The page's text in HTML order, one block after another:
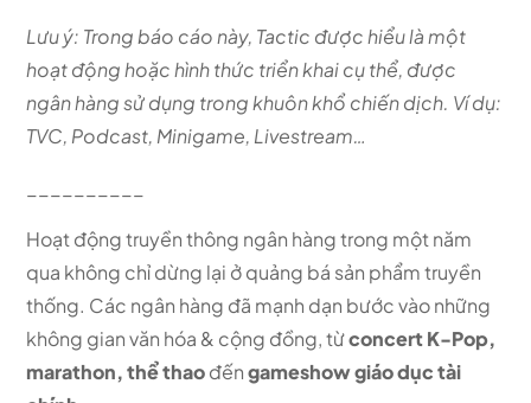
Lưu ý: Trong báo cáo này, Tactic được hiểu là một
hoạt động hoặc hình thức triển khai cụ thể, được
ngân hàng sử dụng trong khuôn khổ chiến dịch. Ví dụ:
TVC, Podcast, Minigame, Livestream…
Hoạt động truyền thông ngân hàng trong một năm
qua không chỉ dừng lại ở quảng bá sản phẩm truyền
thống. Các ngân hàng đã mạnh dạn bước vào những
không gian văn hóa & cộng đồng, từconcert K-Pop,
marathon, thể thaođếngameshow giáo dục tài